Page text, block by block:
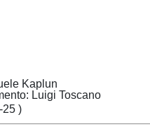
Kaplun
: Luigi Toscano
25 )